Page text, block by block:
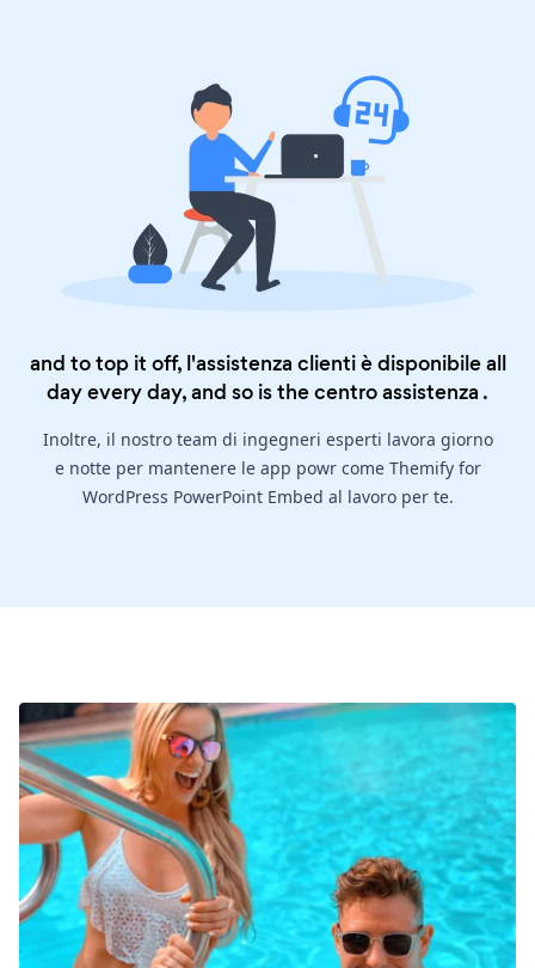
and to top it off, l'assistenza clienti è disponibile all
day every day, and so is thecentro assistenza .
Inoltre, il nostro team di ingegneri esperti lavora giorno
e notte per mantenere le app powr come Themify for
WordPress PowerPoint Embed al lavoro per te.